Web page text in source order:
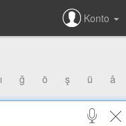
Konto
ı ğ ö ş ü â